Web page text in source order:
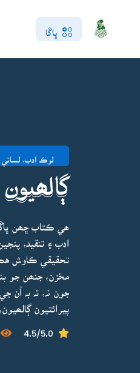
ڀاڱا
لوڪ ادب، لساني
ھي ڪتاب ڇھن
ادب ۽ تنقيد،
تحقيقي ڪاوش هڪ
مخزن، جنھن جو
جون نہ، تہ بہ
پيرائتيون
4.5/5.0